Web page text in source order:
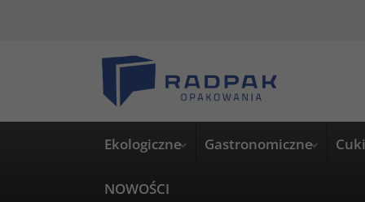
Ekologiczne Gastronomiczne
NOWOŚCI